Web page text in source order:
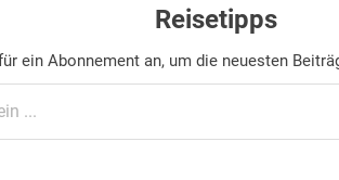
Reisetipps
ein Abonnement an, um die neuesten